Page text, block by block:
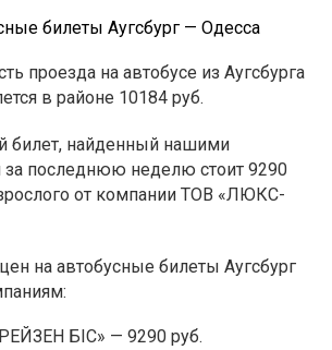
билеты Аугсбург — Одесса
проезда на автобусе из Аугсбурга
в районе 10184 руб.
найденный нашими
за последнюю неделю стоит 9290
от компании ТОВ «ЛЮКС-
на автобусные билеты Аугсбург
БІС» — 9290 руб.